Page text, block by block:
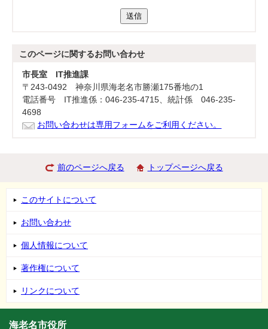
送信
このページに関するお問い合わせ
市長室 IT推進課
〒243-0492 神奈川県海老名市勝瀬175番地の1
電話番号 IT推進係：046-235-4715、統計係 046-235-
4698
お問い合わせは専用フォームをご利用ください。
前のページへ戻る トップページへ戻る
このサイトについて
お問い合わせ
個人情報について
著作権について
リンクについて
海老名市役所